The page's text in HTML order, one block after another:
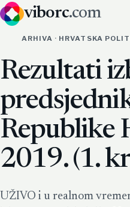
viborc.com
ARHIVA · HRVATSKA
Rezultati
Republike
2019. (1.
UŽIVO i u realnom